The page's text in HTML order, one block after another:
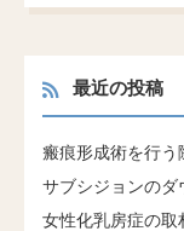
最近の投稿
瘢痕形成術を行う
サブシジョンのダ
女性化乳房症の取